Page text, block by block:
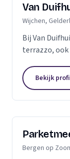
Van
Wijchen,
Bij Van
terrazzo, ook
is in principe
Bekijk
Bergen op